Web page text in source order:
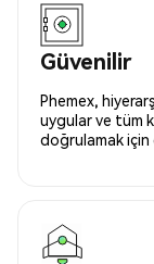
Güvenilir
Phemex,
uygular ve tüm
doğrulamak